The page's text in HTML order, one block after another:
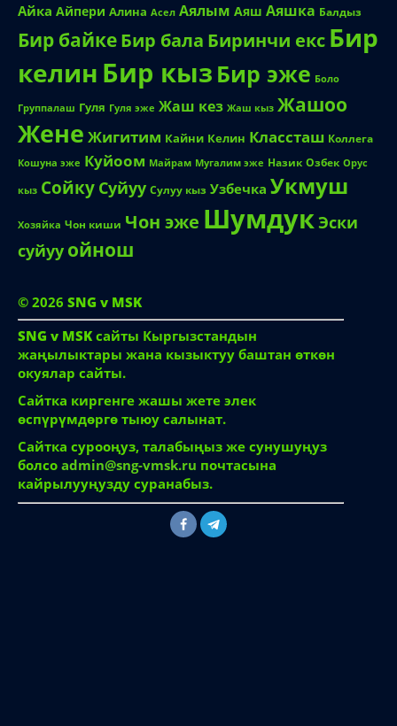
Айка Айпери Алина Асел Аялым Аяш Аяшка Балдыз
Бир байкеБир бала Биринчи екс Бир
келин Бир кыз Бир эже Боло
Группалаш Гуля Гуля эже Жаш кез Жаш кыз Жашоо
Жене Жигитим Кайни Келин Классташ Коллега
Кошуна эже Куйоом Майрам Мугалим эже Назик Озбек Орус
кыз Сойку Суйуу Сулуу кыз Узбечка Укмуш
Хозяйка Чон киши Чон эже ШумдукЭски
суйуу ойнош
© 2026 SNG v MSK
SNG v MSK сайты Кыргызстандын
жаңылыктары жана кызыктуу баштан өткөн
окуялар сайты.
Сайтка киргенге жашы жете элек
өспүрүмдөргө тыюу салынат.
Сайтка сурооңуз, талабыңыз же сунушуңуз
болсо admin@sng-vmsk.ru почтасына
кайрылууңузду суранабыз.